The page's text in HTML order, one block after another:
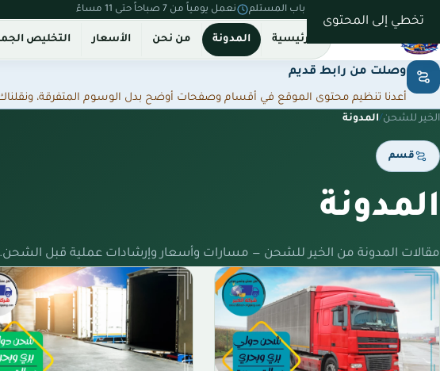
تخطي إلى المحتوى
نستلم من بيتك ونسلّم على باب المستلم نعمل يومياً من 7 صباحاً حتى 11 مساءً
الرئيسية المدونة من نحن الأسعار التخليص
وصلت من رابط قديم
أعدنا تنظيم محتوى الموقع في أقسام وصفحات أوضح بدل الوسوم المتفرقة،
الخير للشحن/المدونة
قسم
المدونة
مقالات المدونة من الخير للشحن — مسارات وأسعار وإرشادات عملية قبل الشحن.